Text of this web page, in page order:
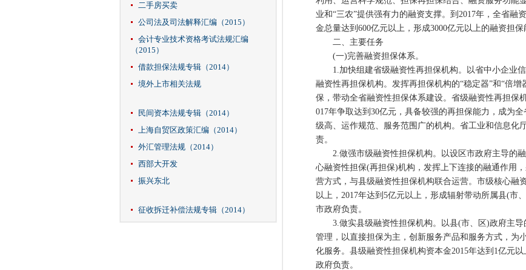
二手房买卖
公司法及司法解释汇编（2015）
会计专业技术资格考试法规汇编
（2015）
借款担保法规专辑（2014）
境外上市相关法规
民间资本法规专辑（2014）
上海自贸区政策汇编（2014）
外汇管理法规（2014）
西部大开发
振兴东北
征收拆迁补偿法规专辑（2014）
业和“三农”提供强有力的融资支撑。到2017年，全省融
金总量达到600亿元以上，形成3000亿元以上的融资担保
二、主要任务
(一)完善融资担保体系。
1.加快组建省级融资性再担保机构。以省中小企业信
融资性再担保机构。发挥再担保机构的“稳定器”和“倍
保，带动全省融资性担保体系建设。省级融资性再担保
017年争取达到30亿元，具备较强的再担保能力，成为
级高、运作规范、服务范围广的机构。省工业和信息化
责。
2.做强市级融资性担保机构。以设区市政府主导的融
心融资性担保(再担保)机构，发挥上下连接的融通作用
营方式，与县级融资性担保机构联合运营。市级核心融
以上，2017年达到5亿元以上，形成辐射带动所属县(市
市政府负责。
3.做实县级融资性担保机构。以县(市、区)政府主导
管理，以直接担保为主，创新服务产品和服务方式，为
化服务。县级融资性担保机构资本金2015年达到1亿元
政府负责。